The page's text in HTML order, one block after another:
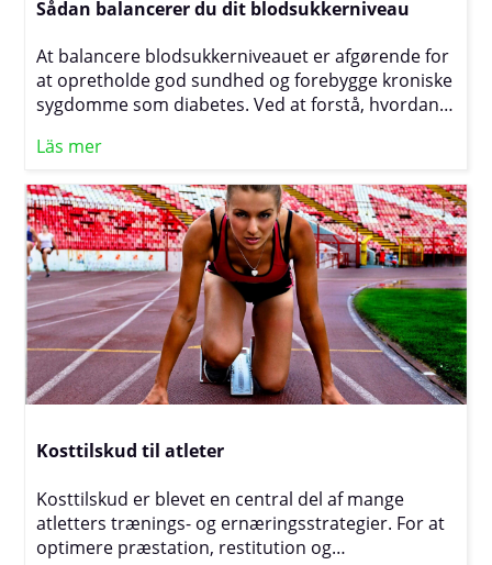
Sådan balancerer du dit blodsukkerniveau
At balancere blodsukkerniveauet er afgørende for
at opretholde god sundhed og forebygge kroniske
sygdomme som diabetes. Ved at forstå, hvordan
blodsukkeret, kan man tage kontrol over sin
risikoen for energidyk og trang til usunde
fødevarer. Et stabilt blodsukkerniveau bidrager
ikke kun til øget velvære, men er også en vigtig
faktor for langsigtet sundhed og trivsel.
Läs mer
Kosttilskud til atleter
Kosttilskud er blevet en central del af mange
atletters trænings- og ernæringsstrategier. For at
optimere præstation, restitution og